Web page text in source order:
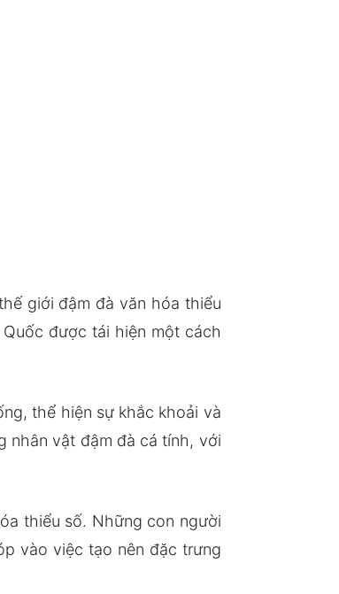
giới đậm đà văn hóa thiểu
được tái hiện một cách
thể hiện sự khắc khoải và
nhân vật đậm đà cá tính, với
thiểu số. Những con người
vào việc tạo nên đặc trưng